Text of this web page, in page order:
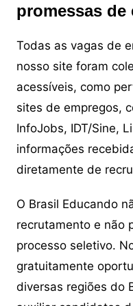
promessas de
Todas as vagas de
nosso site foram
acessíveis, como
sites de empregos,
InfoJobs, IDT/Sine,
informações
diretamente de
O Brasil Educando
recrutamento e não
processo seletivo.
gratuitamente
diversas regiões do